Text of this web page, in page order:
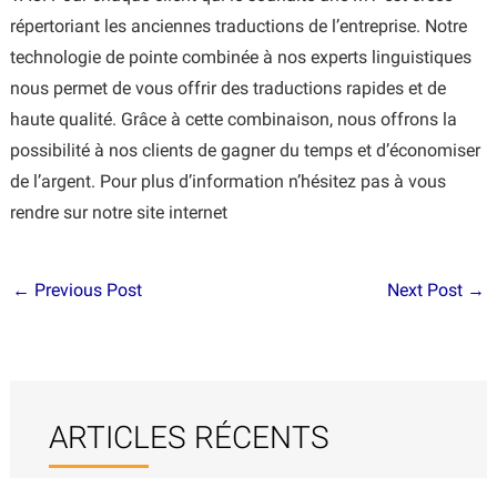
répertoriant les anciennes traductions de l’entreprise. Notre
technologie de pointe combinée à nos experts linguistiques
nous permet de vous offrir des traductions rapides et de
haute qualité. Grâce à cette combinaison, nous offrons la
possibilité à nos clients de gagner du temps et d’économiser
de l’argent. Pour plus d’information n’hésitez pas à vous
rendre sur notre site internet
← Previous Post Next Post →
ARTICLES RÉCENTS